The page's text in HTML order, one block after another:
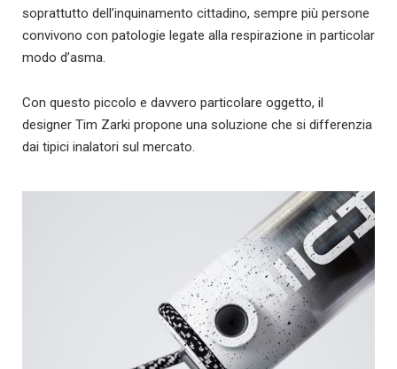
soprattutto dell’inquinamento cittadino, sempre più persone
convivono con patologie legate alla respirazione in particolar
modo d’asma.
Con questo piccolo e davvero particolare oggetto, il
designer Tim Zarki propone una soluzione che si differenzia
dai tipici inalatori sul mercato.